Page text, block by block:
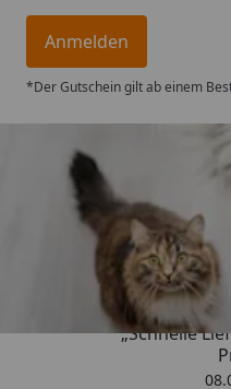
Anmelden
*Der Gutschein gilt ab einem
„Schnelle